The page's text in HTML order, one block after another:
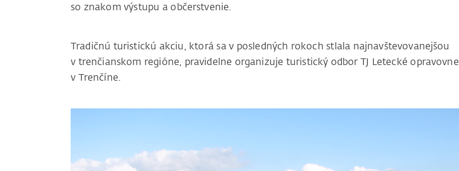
so znakom výstupu a občerstvenie.
Tradičnú turistickú akciu, ktorá sa v posledných rokoch stlala najnavštevovanejšou
v trenčianskom regióne, pravidelne organizuje turistický odbor TJ Letecké opravovne
v Trenčíne.